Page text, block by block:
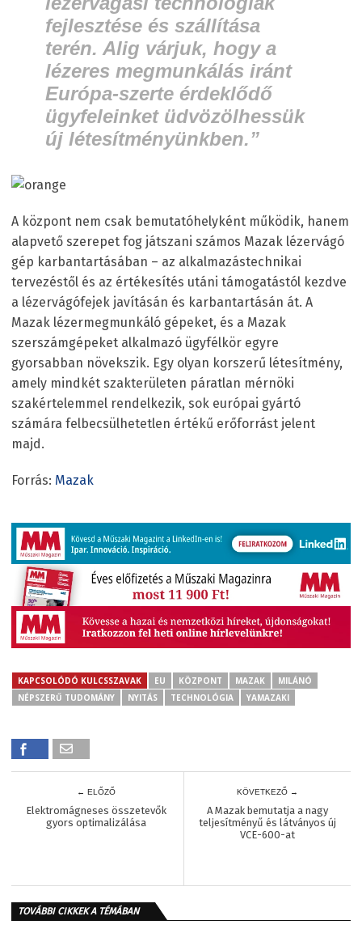
fejlesztése és szállítása
terén. Alig várjuk, hogy a
lézeres megmunkálás iránt
Európa-szerte érdeklődő
ügyfeleinket üdvözölhessük
új létesítményünkben.”
A központ nem csak bemutatóhelyként működik, hanem
alapvető szerepet fog játszani számos Mazak lézervágó
gép karbantartásában – az alkalmazástechnikai
tervezéstől és az értékesítés utáni támogatástól kezdve
a lézervágófejek javításán és karbantartásán át. A
Mazak lézermegmunkáló gépeket, és a Mazak
szerszámgépeket alkalmazó ügyfélkör egyre
gyorsabban növekszik. Egy olyan korszerű létesítmény,
amely mindkét szakterületen páratlan mérnöki
szakértelemmel rendelkezik, sok európai gyártó
számára felbecsülhetetlen értékű erőforrást jelent
majd.
Forrás: Mazak
KAPCSOLÓDÓ KULCSSZAVAK EU KÖZPONT MAZAK
MILÁNÓ
NÉPSZERŰ TUDOMÁNY
NYITÁS TECHNOLÓGIA YAMAZAKI
← ELŐZŐ
Elektromágneses összetevők
gyors optimalizálása
KÖVETKEZŐ →
A Mazak bemutatja a nagy
teljesítményű és látványos új
VCE-600-at
TOVÁBBI CIKKEK A TÉMÁBAN